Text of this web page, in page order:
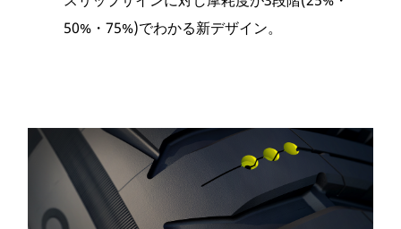
50%・75%)でわかる新デザイン。